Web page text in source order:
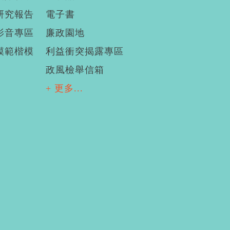
究報告
音專區
範楷模
電子書
廉政園地
利益衝突揭露專區
政風檢舉信箱
+ 更多...